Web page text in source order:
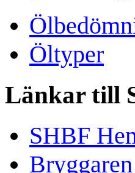
Öltyper
Länkar till
SHBF